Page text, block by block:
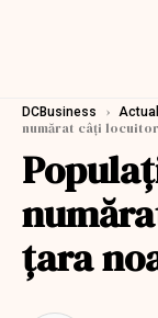
DCBusiness ›
numărat câți
țara